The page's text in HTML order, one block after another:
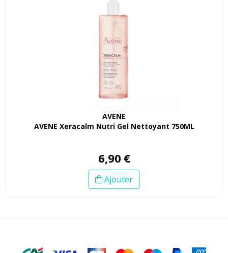
AVENE
AVENE Xeracalm Nutri Gel Nettoyant 750ML
6,90 €
Ajouter